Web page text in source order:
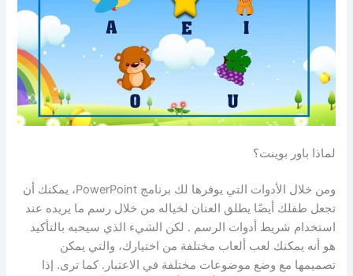
لماذا باور بوينت؟
ومن خلال الأدوات التي يوفرها لك برنامج PowerPoint، يمكنك أن
تجعل طفلك أيضًا يطلق العنان لخياله من خلال رسم ما يريده عند
استخدام شريط أدوات الرسم . لكن الشيء الذي سيحبه بالتأكيد
هو أنه يمكنك لعب ألعاب مختلفة من اختيارك، والتي يمكن
تصميمها مع وضع موضوعات مختلفة في الاعتبار. كما ترى. إذا